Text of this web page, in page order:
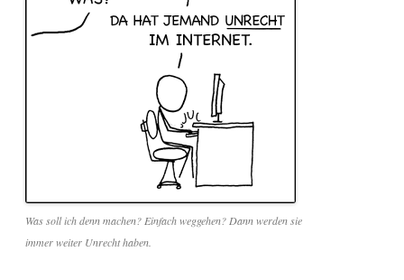
Was soll ich denn machen? Ein­fach wegge­hen? Dann wer­den sie
immer weit­er Unrecht haben.